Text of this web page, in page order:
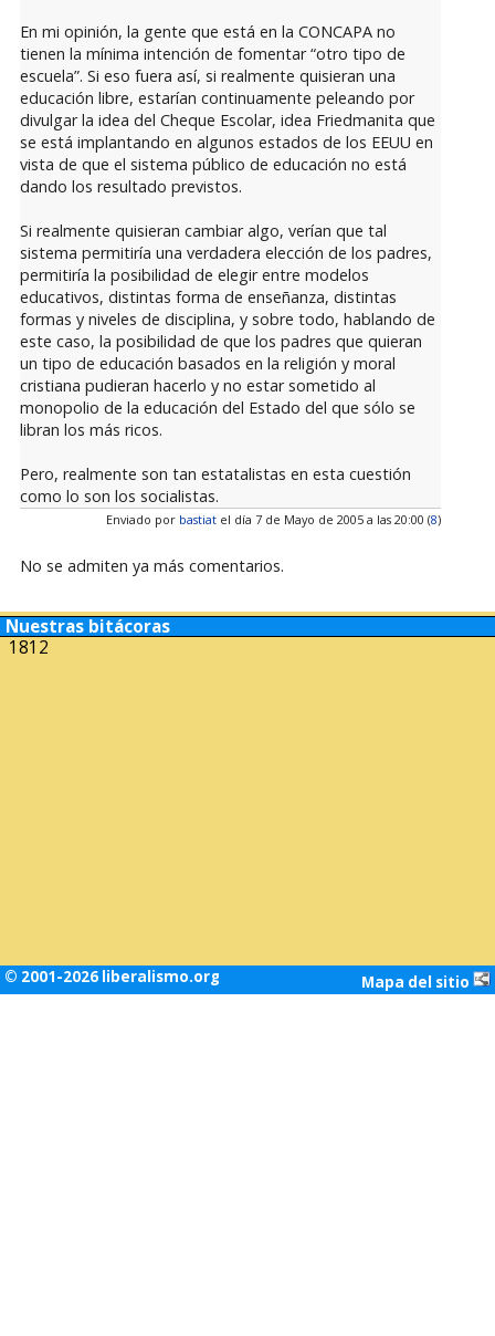
En mi opinión, la gente que está en la CONCAPA no
tienen la mínima intención de fomentar “otro tipo de
escuela”. Si eso fuera así, si realmente quisieran una
educación libre, estarían continuamente peleando por
divulgar la idea del Cheque Escolar, idea Friedmanita que
se está implantando en algunos estados de los EEUU en
vista de que el sistema público de educación no está
dando los resultado previstos.
Si realmente quisieran cambiar algo, verían que tal
sistema permitiría una verdadera elección de los padres,
permitiría la posibilidad de elegir entre modelos
educativos, distintas forma de enseñanza, distintas
formas y niveles de disciplina, y sobre todo, hablando de
este caso, la posibilidad de que los padres que quieran
un tipo de educación basados en la religión y moral
cristiana pudieran hacerlo y no estar sometido al
monopolio de la educación del Estado del que sólo se
libran los más ricos.
Pero, realmente son tan estatalistas en esta cuestión
como lo son los socialistas.
Enviado por bastiatel día 7 de Mayo de 2005 a las 20:00 (8)
No se admiten ya más comentarios.
Nuestras bitácoras
1812
© 2001-2026 liberalismo.org Mapa del sitio